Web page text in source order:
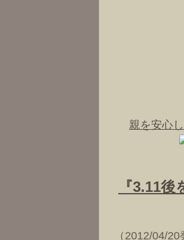
親を安心
『3.11
（2012/04/